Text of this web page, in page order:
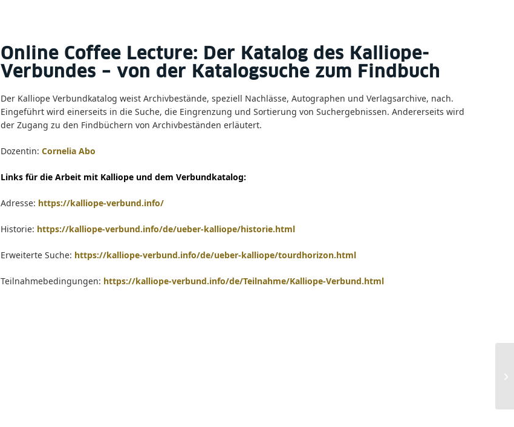
Online Coffee Lecture: Der Katalog des Kalliope-
Verbundes – von der Katalogsuche zum Findbuch
Der Kalliope Verbundkatalog weist Archivbestände, speziell Nachlässe, Autographen und Verlagsarchive, nach.
Eingeführt wird einerseits in die Suche, die Eingrenzung und Sortierung von Suchergebnissen. Andererseits wird
der Zugang zu den Findbüchern von Archivbeständen erläutert.
Dozentin: Cornelia Abo
Links für die Arbeit mit Kalliope und dem Verbundkatalog:
Adresse: https://kalliope-verbund.info/
Historie: https://kalliope-verbund.info/de/ueber-kalliope/historie.html
Erweiterte Suche: https://kalliope-verbund.info/de/ueber-kalliope/tourdhorizon.html
Teilnahmebedingungen: https://kalliope-verbund.info/de/Teilnahme/Kalliope-Verbund.html